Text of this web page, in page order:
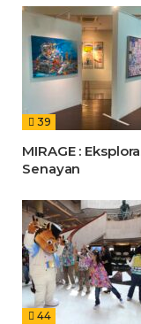
39
MIRAGE :
Senayan
44